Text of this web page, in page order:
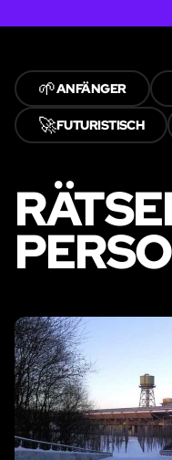
🌱ANFÄNGER
🚀FUTURISTISCH